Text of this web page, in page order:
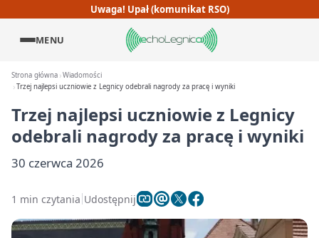
Uwaga! Upał (komunikat RSO)
MENU
Strona główna Wiadomości
Trzej najlepsi uczniowie z Legnicy odebrali nagrody za pracę i wyniki
Trzej najlepsi uczniowie z Legnicy
odebrali nagrody za pracę i wyniki
30 czerwca 2026
1 min czytania Udostępnij